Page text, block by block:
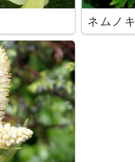
ネムノキ